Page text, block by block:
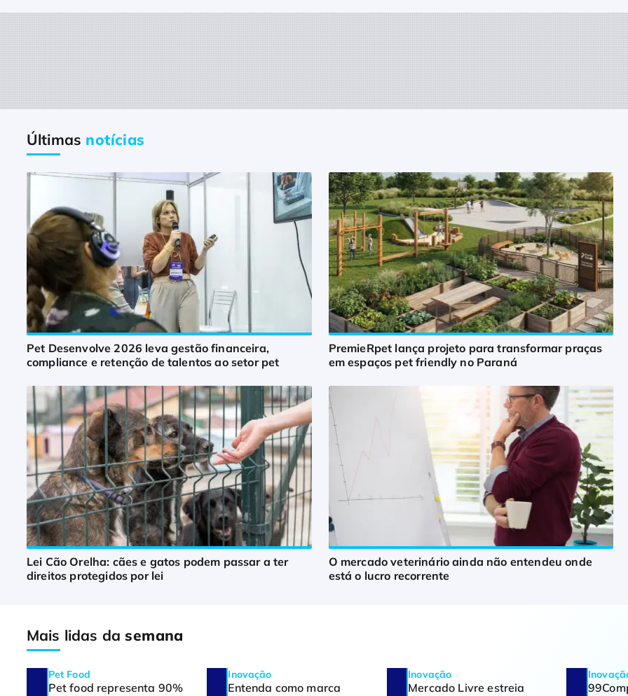
Últimas notícias
Pet Desenvolve 2026 leva gestão financeira,
compliance e retenção de talentos ao setor pet
PremieRpet lança projeto para transformar praças
em espaços pet friendly no Paraná
Lei Cão Orelha: cães e gatos podem passar a ter
direitos protegidos por lei
O mercado veterinário ainda não entendeu onde
está o lucro recorrente
Mais lidas dasemana
Pet Food
Pet food representa 90%
Inovação
Entenda como marca
Inovação
Mercado Livre estreia